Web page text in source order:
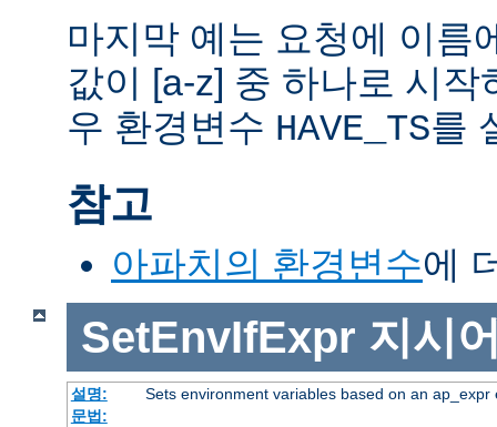
마지막 예는 요청에 이름
값이 [a-z] 중 하나로 시
우 환경변수 HAVE_TS를
참고
아파치의 환경변수에
SetEnvIfExpr 지시
설명:
Sets environment variables based on an ap_expr
문법: